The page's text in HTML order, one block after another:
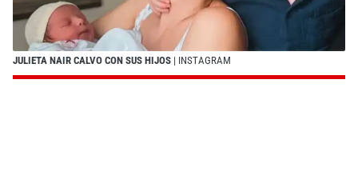
JULIETA NAIR CALVO CON SUS HIJOS | INSTAGRAM